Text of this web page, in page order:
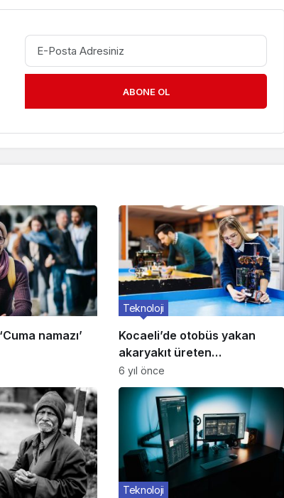
ABONE OL
namazı’
Kocaeli’de otobüs yakan
akaryakıt üreten
imalathaneye baskın
Teknoloji
6 yıl önce
Teknoloji